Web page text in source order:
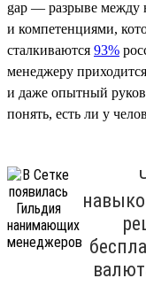
gap — разрыве между
и компетенциями,
сталкиваются 93%
менеджеру
и даже опытный
понять, есть ли у